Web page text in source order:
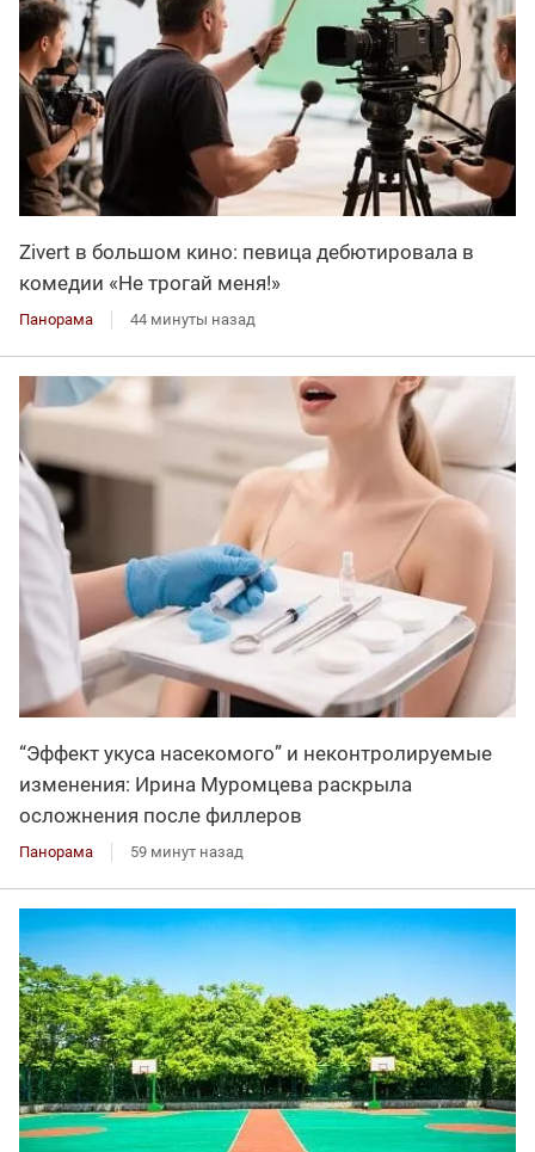
Zivert в большом кино: певица дебютировала в
комедии «Не трогай меня!»
Панорама 44 минуты назад
“Эффект укуса насекомого” и неконтролируемые
изменения: Ирина Муромцева раскрыла
осложнения после филлеров
Панорама 59 минут назад